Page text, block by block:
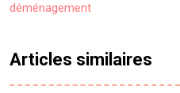
déménagement
Articles similaires